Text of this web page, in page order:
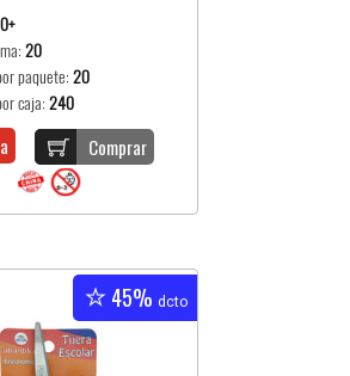
20
paquete: 20
caja: 240
Comprar
45% dcto